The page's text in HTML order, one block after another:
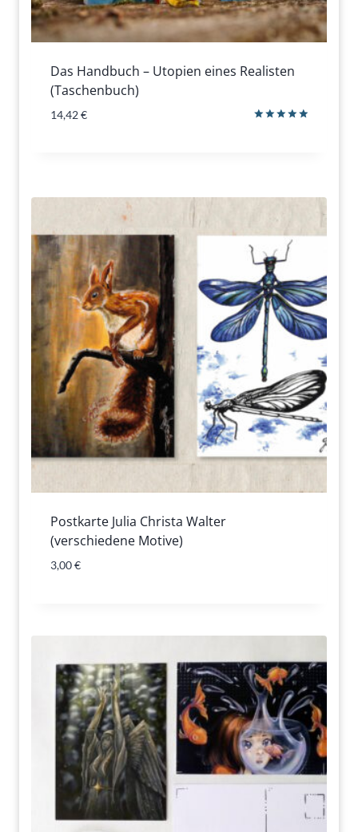
Das Handbuch – Utopien eines Realisten
(Taschenbuch)
14,42€
Postkarte Julia Christa Walter
(verschiedene Motive)
3,00€